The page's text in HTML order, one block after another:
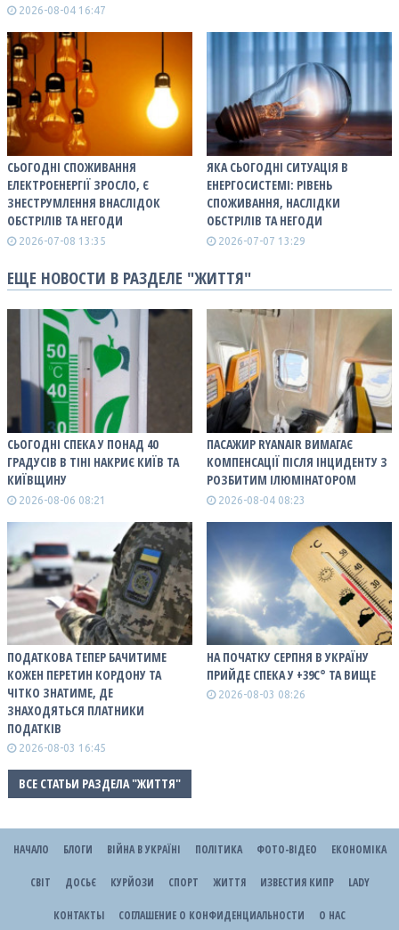
2026-08-04 16:47
СЬОГОДНІ СПОЖИВАННЯ
ЕЛЕКТРОЕНЕРГІЇ ЗРОСЛО, Є
ЗНЕСТРУМЛЕННЯ ВНАСЛІДОК
ОБСТРІЛІВ ТА НЕГОДИ
2026-07-08 13:35
ЯКА СЬОГОДНІ СИТУАЦІЯ В
ЕНЕРГОСИСТЕМІ: РІВЕНЬ
СПОЖИВАННЯ, НАСЛІДКИ
ОБСТРІЛІВ ТА НЕГОДИ
2026-07-07 13:29
ЕЩЕ НОВОСТИ В РАЗДЕЛЕ "ЖИТТЯ"
СЬОГОДНІ СПЕКА У ПОНАД 40
ГРАДУСІВ В ТІНІ НАКРИЄ КИЇВ ТА
КИЇВЩИНУ
2026-08-06 08:21
ПАСАЖИР RYANAIR ВИМАГАЄ
КОМПЕНСАЦІЇ ПІСЛЯ ІНЦИДЕНТУ З
РОЗБИТИМ ІЛЮМІНАТОРОМ
2026-08-04 08:23
ПОДАТКОВА ТЕПЕР БАЧИТИМЕ
КОЖЕН ПЕРЕТИН КОРДОНУ ТА
ЧІТКО ЗНАТИМЕ, ДЕ
ЗНАХОДЯТЬСЯ ПЛАТНИКИ
ПОДАТКІВ
2026-08-03 16:45
НА ПОЧАТКУ СЕРПНЯ В УКРАЇНУ
ПРИЙДЕ СПЕКА У +39С° ТА ВИЩЕ
2026-08-03 08:26
ВСЕ СТАТЬИ РАЗДЕЛА "ЖИТТЯ"
НАЧАЛО БЛОГИ ВІЙНА В УКРАЇНІ ПОЛІТИКА ФОТО-ВІДЕО ЕКОНОМІКА
СВІТ ДОСЬЄ КУРЙОЗИ СПОРТ ЖИТТЯ ИЗВЕСТИЯ КИПР LADY
КОНТАКТЫ СОГЛАШЕНИЕ О КОНФИДЕНЦИАЛЬНОСТИ О НАС